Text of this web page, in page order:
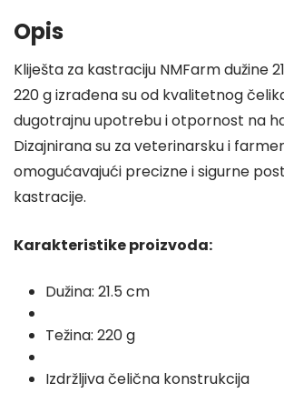
Opis
Kliješta za kastraciju NMFarm dužine
220 g izrađena su od kvalitetnog
dugotrajnu upotrebu i otpornost na
Dizajnirana su za veterinarsku i
omogućavajući precizne i sigurne
kastracije.
Karakteristike proizvoda:
Dužina: 21.5 cm
Težina: 220 g
Izdržljiva čelična konstrukcija